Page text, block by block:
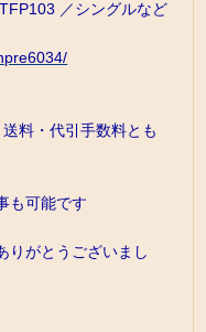
／シングルなど
料・代引手数料とも
も可能です
りがとうございまし